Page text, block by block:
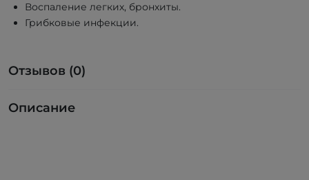
Воспаление легких, бронхиты.
Грибковые инфекции.
Отзывов (0)
Описание